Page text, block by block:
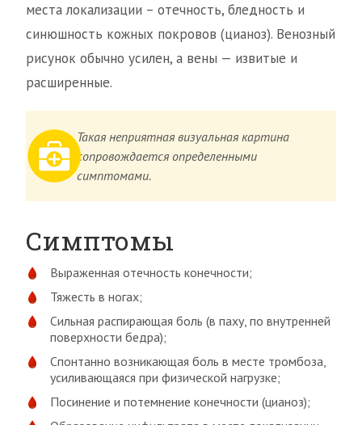
места локализации – отечность, бледность и
синюшность кожных покровов (цианоз). Венозный
рисунок обычно усилен, а вены — извитые и
расширенные.
Такая неприятная визуальная картина
сопровождается определенными
симптомами.
Симптомы
Выраженная отечность конечности;
Тяжесть в ногах;
Сильная распирающая боль (в паху, по внутренней
поверхности бедра);
Спонтанно возникающая боль в месте тромбоза,
усиливающаяся при физической нагрузке;
Посинение и потемнение конечности (цианоз);